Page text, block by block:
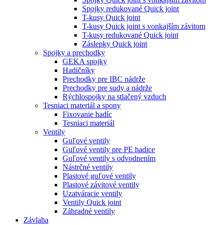
Spojky redukované Quick joint
T-kusy Quick joint
T-kusy Quick joint s vonkajším závitom
T-kusy redukované Quick joint
Záslepky Quick joint
Spojky a prechodky
GEKA spojky
Hadičníky
Prechodky pre IBC nádrže
Prechodky pre sudy a nádrže
Rýchlospojky na stlačený vzduch
Tesniaci materiál a spony
Fixovanie hadíc
Tesniaci materiál
Ventily
Guľové ventily
Guľové ventily pre PE hadice
Guľové ventily s odvodnením
Nástrčné ventily
Plastové guľové ventily
Plastové závitové ventily
Uzatváracie ventily
Ventily Quick joint
Záhradné ventily
Závlaha